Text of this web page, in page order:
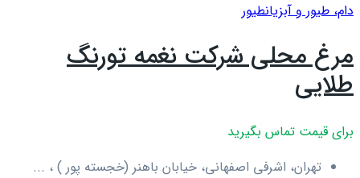
دام، طیور و آبزیانطیور
مرغ محلی شرکت نغمه تورنگ
طلایی
برای قیمت تماس بگیرید
تهران، اشرفی اصفهانی، خیابان باهنر (خجسته پور ) ، ...